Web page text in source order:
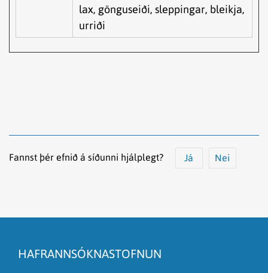
lax, gönguseiði, sleppingar, bleikja,
urriði
Fannst þér efnið á síðunni hjálplegt? Já Nei
Það er of mikið efni á síðunni
HAFRANNSÓKNASTOFNUN